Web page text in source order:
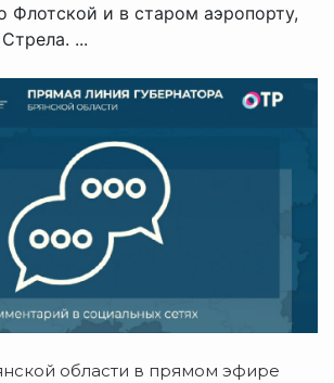
Флотской и в старом аэропорту,
...
области в прямом эфире